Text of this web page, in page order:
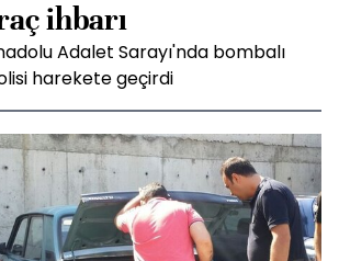
ihbarı
Adalet Sarayı'nda bombalı
harekete geçirdi